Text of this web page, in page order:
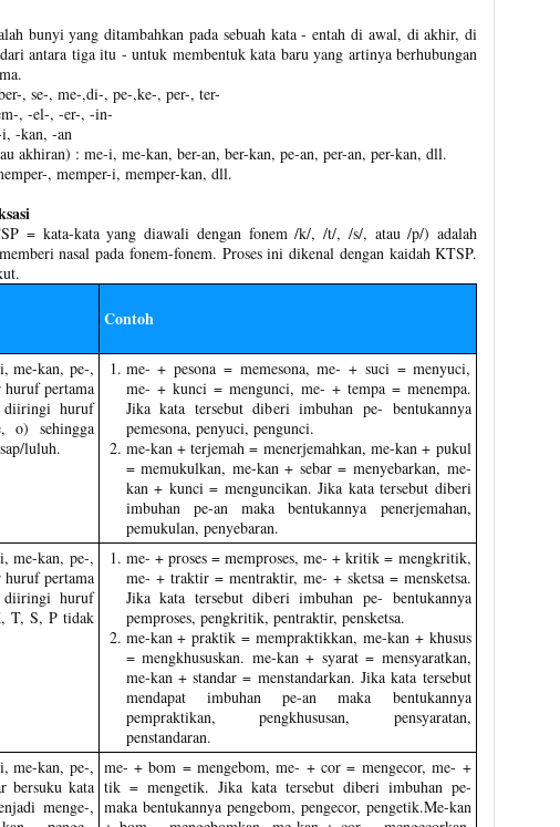
bunyi yang ditambahkan pada sebuah kata - entah di awal, di akhir, di
antara tiga itu - untuk membentuk kata baru yang artinya berhubungan
, se-, me-,di-, pe-,ke-, per-, ter-
, -el-, -er-, -in-
-kan, -an
akhiran) : me-i, me-kan, ber-an, ber-kan, pe-an, per-an, per-kan, dll.
, memper-i, memper-kan, dll.
= kata-kata yang diawali dengan fonem /k/, /t/, /s/, atau /p/) adalah
nasal pada fonem-fonem. Proses ini dikenal dengan kaidah KTSP.
Contoh
me-kan, pe-,
huruf pertama
huruf
sehingga
luluh.
me- + pesona = memesona, me- + suci = menyuci,
me- + kunci = mengunci, me- + tempa = menempa.
Jika kata tersebut diberi imbuhan pe- bentukannya
pemesona, penyuci, pengunci.
me-kan + terjemah = menerjemahkan, me-kan + pukul
= memukulkan, me-kan + sebar = menyebarkan, me-
kan + kunci = menguncikan. Jika kata tersebut diberi
imbuhan pe-an maka bentukannya penerjemahan,
pemukulan, penyebaran.
me-kan, pe-,
huruf pertama
huruf
T, S, P tidak
me- + proses = memproses, me- + kritik = mengkritik,
me- + traktir = mentraktir, me- + sketsa = mensketsa.
Jika kata tersebut diberi imbuhan pe- bentukannya
pemproses, pengkritik, pentraktir, pensketsa.
me-kan + praktik = mempraktikkan, me-kan + khusus
= mengkhususkan. me-kan + syarat = mensyaratkan,
me-kan + standar = menstandarkan. Jika kata tersebut
mendapat imbuhan pe-an maka bentukannya
pempraktikan, pengkhususan, pensyaratan,
penstandaran.
me-kan, pe-,
bersuku kata
menge-,
me- + bom = mengebom, me- + cor = mengecor, me- +
tik = mengetik. Jika kata tersebut diberi imbuhan pe-
maka bentukannya pengebom, pengecor, pengetik.Me-kan